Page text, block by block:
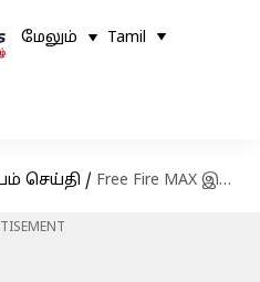
மேலும் Tamil
செய்தி / Free Fire MAX இலவச குறியீடுகள்: மார்ச் 10, 2024